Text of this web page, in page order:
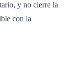
y no cierre la
con la